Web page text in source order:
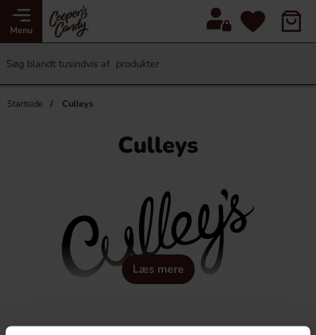
Menu
Startside Culleys
Culleys
Læs mere
Culley’s - navngivet efter ejer og grundlÃ¦gger Chris